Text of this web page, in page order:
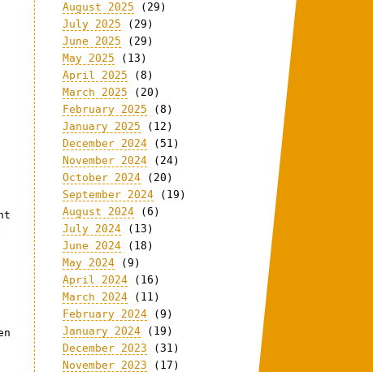
August 2025 (29)
July 2025 (29)
June 2025 (29)
May 2025 (13)
April 2025 (8)
March 2025 (20)
February 2025 (8)
January 2025 (12)
December 2024 (51)
November 2024 (24)
October 2024 (20)
September 2024 (19)
August 2024 (6)
July 2024 (13)
June 2024 (18)
May 2024 (9)
April 2024 (16)
March 2024 (11)
February 2024 (9)
January 2024 (19)
December 2023 (31)
November 2023 (17)